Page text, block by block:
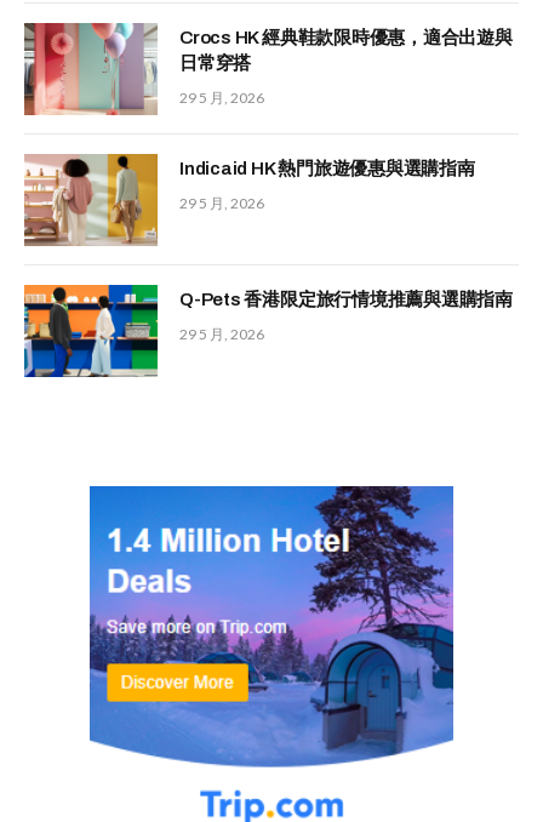
Crocs HK 經典鞋款限時優惠，適合出遊與
日常穿搭
29 5 月, 2026
Indicaid HK 熱門旅遊優惠與選購指南
29 5 月, 2026
Q-Pets 香港限定旅行情境推薦與選購指南
29 5 月, 2026